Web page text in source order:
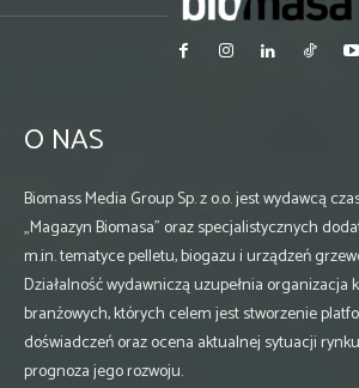
O NAS
Biomass Media Group Sp. z o.o. jest wydawcą
„Magazyn Biomasa” oraz specjalistycznych
m.in. tematyce pelletu, biogazu i urządzeń
Działalność wydawniczą uzupełnia organizacja
branżowych, których celem jest stworzenie
doświadczeń oraz ocena aktualnej sytuacji
prognoza jego rozwoju.